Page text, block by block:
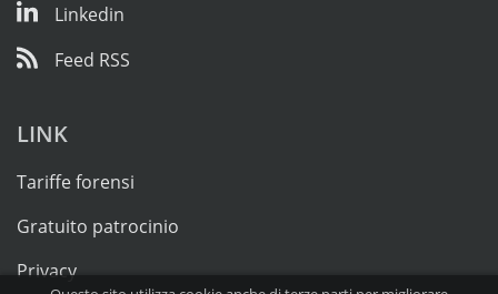
Linkedin
Feed RSS
LINK
Tariffe forensi
Gratuito patrocinio
Privacy